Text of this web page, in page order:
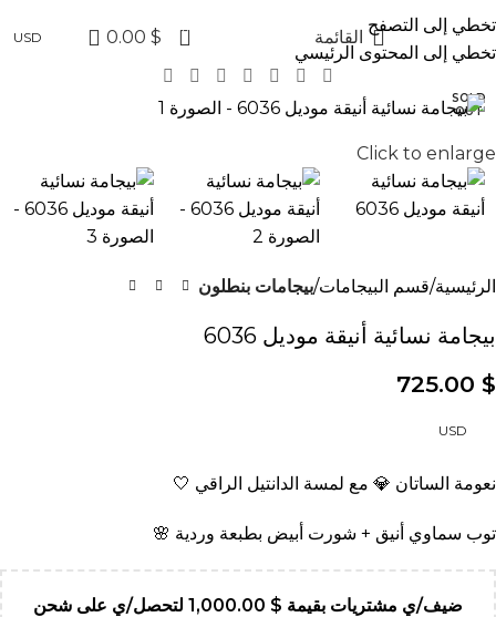
تخطي إلى التصفح
تخطي إلى المحتوى الرئيسي
القائمة 0
0.00 $
USD
SOLD
OUT
Click to enlarge
الرئيسية قسم البيجامات بيجامات بنطلون
بيجامة نسائية أنيقة موديل 6036
725.00 $
USD
نعومة الساتان 💎 مع لمسة الدانتيل الراقي 🤍
توب سماوي أنيق + شورت أبيض بطبعة وردية 🌸
ضيف/ي مشتريات بقيمة 1,000.00 $
لتحصل/ي على شحن